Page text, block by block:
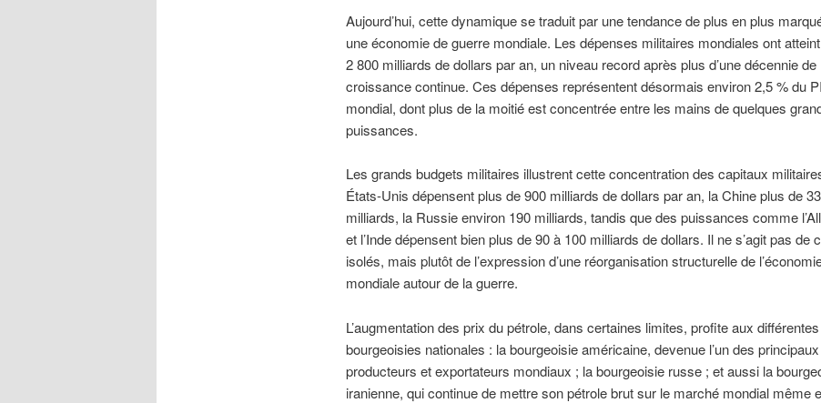
Aujourd’hui, cette dynamique se traduit par une tendance de plus en plus
une économie de guerre mondiale. Les dépenses militaires mondiales ont
2 800 milliards de dollars par an, un niveau record après plus d’une décennie de
croissance continue. Ces dépenses représentent désormais environ 2,5 % du
mondial, dont plus de la moitié est concentrée entre les mains de quelques
puissances.
Les grands budgets militaires illustrent cette concentration des capitaux
États-Unis dépensent plus de 900 milliards de dollars par an, la Chine plus de
milliards, la Russie environ 190 milliards, tandis que des puissances comme
et l’Inde dépensent bien plus de 90 à 100 milliards de dollars. Il ne s’agit pas de
isolés, mais plutôt de l’expression d’une réorganisation structurelle de
mondiale autour de la guerre.
L’augmentation des prix du pétrole, dans certaines limites, profite aux différentes
bourgeoisies nationales : la bourgeoisie américaine, devenue l’un des principaux
producteurs et exportateurs mondiaux ; la bourgeoisie russe ; et aussi la
iranienne, qui continue de mettre son pétrole brut sur le marché mondial même